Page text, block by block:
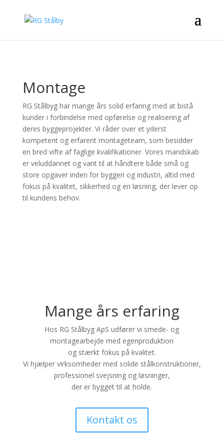
Montage
RG Stålbyg har mange års solid erfaring med at bistå
kunder i forbindelse med opførelse og realisering af
deres byggeprojekter. Vi råder over et yderst
kompetent og erfarent montageteam, som besidder
en bred vifte af faglige kvalifikationer. Vores mandskab
er veluddannet og vant til at håndtere både små og
store opgaver inden for byggeri og industri, altid med
fokus på kvalitet, sikkerhed og en løsning, der lever op
til kundens behov.
Mange års erfaring
Hos RG Stålbyg ApS udfører vi smede- og
montagearbejde med egenproduktion
og stærkt fokus på kvalitet.
Vi hjælper virksomheder med solide stålkonstruktioner,
professionel svejsning og løsninger,
der er bygget til at holde.
Kontakt os